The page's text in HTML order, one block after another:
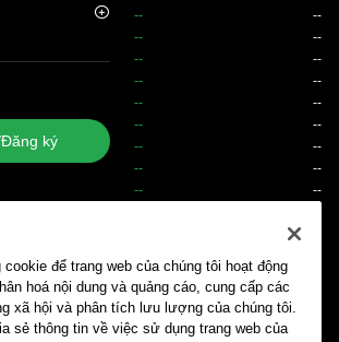
ký
sử lệnh Vị thế mở Lịch sử vị thế
để trang web của chúng tôi hoạt động
hoá nội dung và quảng cáo, cung cấp các
xã hội và phân tích lưu lượng của chúng tôi.
sẻ thông tin về việc sử dụng trang web của